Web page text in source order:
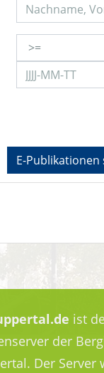
E-Publikationen
ist
der
Der Server